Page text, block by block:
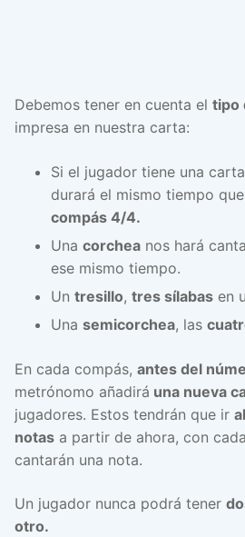
Debemos tener en cuenta el tipo
impresa en nuestra carta:
Si el jugador tiene una
durará el mismo tiempo
compás 4/4.
Una corchea nos hará
ese mismo tiempo.
Un tresillo, tres sílabas en
Una semicorchea, las
En cada compás, antes del
metrónomo añadirá una nueva
jugadores. Estos tendrán que ir
notas a partir de ahora, con
cantarán una nota.
Un jugador nunca podrá tener
otro.